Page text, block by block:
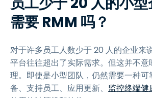
需要 RMM 吗？
对于许多员工人数少于 20 人的企业来
平台往往超出了实际需求。但这并不意
理。即使是小型团队，仍然需要一种
备、支持员工、应用更新、 监控终端健